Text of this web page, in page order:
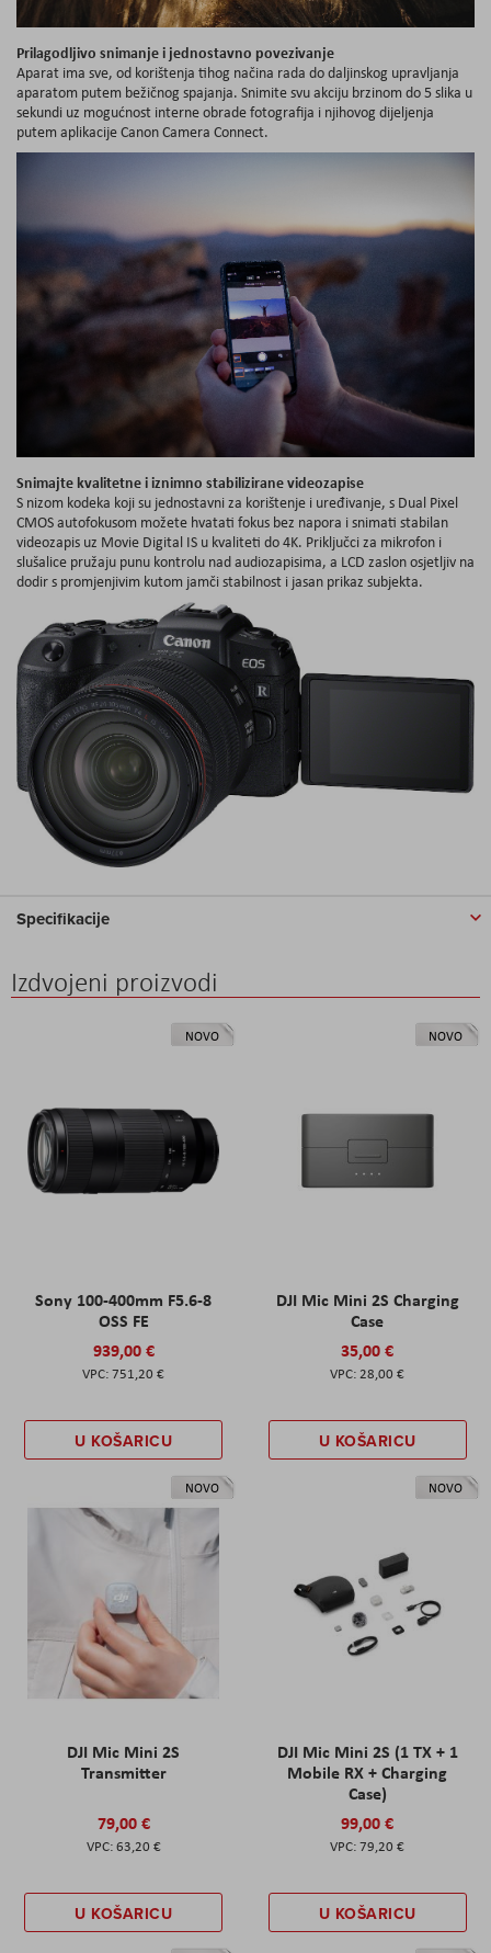
Prilagodljivo snimanje i jednostavno povezivanje
Aparat ima sve, od korištenja tihog načina rada do daljinskog upravljanja
aparatom putem bežičnog spajanja. Snimite svu akciju brzinom do 5 slika u
sekundi uz mogućnost interne obrade fotografija i njihovog dijeljenja
putem aplikacije Canon Camera Connect.
Snimajte kvalitetne i iznimno stabilizirane videozapise
S nizom kodeka koji su jednostavni za korištenje i uređivanje, s Dual Pixel
CMOS autofokusom možete hvatati fokus bez napora i snimati stabilan
videozapis uz Movie Digital IS u kvaliteti do 4K. Priključci za mikrofon i
slušalice pružaju punu kontrolu nad audiozapisima, a LCD zaslon osjetljiv na
dodir s promjenjivim kutom jamči stabilnost i jasan prikaz subjekta.
Specifikacije
Izdvojeni proizvodi
NOVO
Sony 100-400mm F5.6-8
OSS FE
939,00 €
751,20 €
U KOŠARICU
NOVO
DJI Mic Mini 2S Charging
Case
35,00 €
28,00 €
U KOŠARICU
NOVO
DJI Mic Mini 2S
Transmitter
79,00 €
63,20 €
U KOŠARICU
NOVO
DJI Mic Mini 2S (1 TX + 1
Mobile RX + Charging
Case)
99,00 €
79,20 €
U KOŠARICU